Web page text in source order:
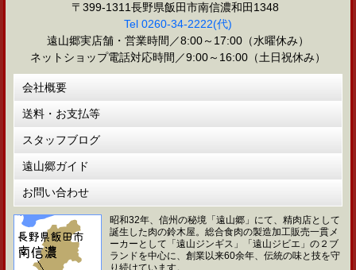
〒399-1311長野県飯田市南信濃和田1348
Tel 0260-34-2222(代)
遠山郷実店舗・営業時間／8:00～17:00（水曜休み）
ネットショップ電話対応時間／9:00～16:00（土日祝休み）
会社概要
送料・お支払等
スタッフブログ
遠山郷ガイド
お問い合わせ
昭和32年、信州の秘境「遠山郷」にて、精肉店として
誕生した肉の鈴木屋。総合食肉の製造加工販売一貫メ
ーカーとして「遠山ジンギス」「遠山ジビエ」の２ブ
ランドを中心に、創業以来60余年、伝統の味と技を守
り続けています。